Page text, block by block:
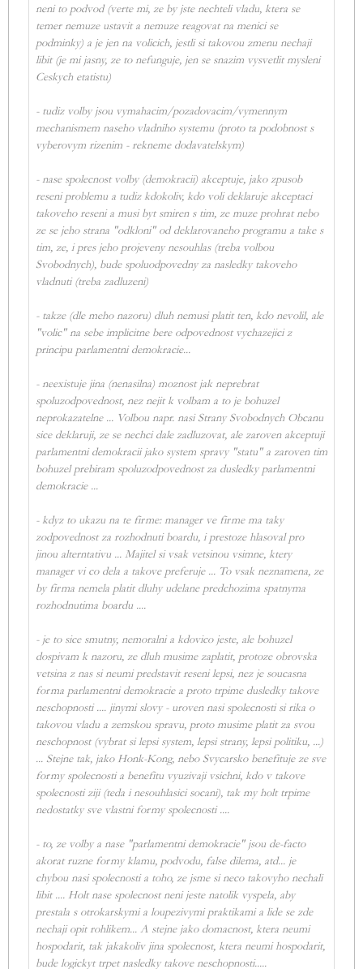
neni to podvod (verte mi, ze by jste nechteli vladu, ktera se
temer nemuze ustavit a nemuze reagovat na menici se
podminky) a je jen na volicich, jestli si takovou zmenu nechaji
libit (je mi jasny, ze to nefunguje, jen se snazim vysvetlit mysleni
Ceskych etatistu)
- tudiz volby jsou vymahacim/pozadovacim/vymennym
mechanismem naseho vladniho systemu (proto ta podobnost s
vyberovym rizenim - rekneme dodavatelskym)
- nase spolecnost volby (demokracii) akceptuje, jako zpusob
reseni problemu a tudiz kdokoliv, kdo voli deklaruje akceptaci
takoveho reseni a musi byt smiren s tim, ze muze prohrat nebo
ze se jeho strana "odkloni" od deklarovaneho programu a take s
tim, ze, i pres jeho projeveny nesouhlas (treba volbou
Svobodnych), bude spoluodpovedny za nasledky takoveho
vladnuti (treba zadluzeni)
- takze (dle meho nazoru) dluh nemusi platit ten, kdo nevolil, ale
"volic" na sebe implicitne bere odpovednost vychazejici z
principu parlamentni demokracie...
- neexistuje jina (nenasilna) moznost jak neprebrat
spoluzodpovednost, nez nejit k volbam a to je bohuzel
neprokazatelne ... Volbou napr. nasi Strany Svobodnych Obcanu
sice deklaruji, ze se nechci dale zadluzovat, ale zaroven akceptuji
parlamentni demokracii jako system spravy "statu" a zaroven tim
bohuzel prebiram spoluzodpovednost za dusledky parlamentni
demokracie ...
- kdyz to ukazu na te firme: manager ve firme ma taky
zodpovednost za rozhodnuti boardu, i prestoze hlasoval pro
jinou alterntativu ... Majitel si vsak vetsinou vsimne, ktery
manager vi co dela a takove preferuje ... To vsak neznamena, ze
by firma nemela platit dluhy udelane predchozima spatnyma
rozhodnutima boardu ....
- je to sice smutny, nemoralni a kdovico jeste, ale bohuzel
dospivam k nazoru, ze dluh musime zaplatit, protoze obrovska
vetsina z nas si neumi predstavit reseni lepsi, nez je soucasna
forma parlamentni demokracie a proto trpime dusledky takove
neschopnosti .... jinymi slovy - uroven nasi spolecnosti si rika o
takovou vladu a zemskou spravu, proto musime platit za svou
neschopnost (vybrat si lepsi system, lepsi strany, lepsi politiku, ...)
... Stejne tak, jako Honk-Kong, nebo Svycarsko benefituje ze sve
formy spolecnosti a benefitu vyuzivaji vsichni, kdo v takove
spolecnosti ziji (teda i nesouhlasici socani), tak my holt trpime
nedostatky sve vlastni formy spolecnosti ....
- to, ze volby a nase "parlamentni demokracie" jsou de-facto
akorat ruzne formy klamu, podvodu, false dilema, atd... je
chybou nasi spolecnosti a toho, ze jsme si neco takovyho nechali
libit .... Holt nase spolecnost neni jeste natolik vyspela, aby
prestala s otrokarskymi a loupezivymi praktikami a lide se zde
nechaji opit rohlikem... A stejne jako domacnost, ktera neumi
hospodarit, tak jakakoliv jina spolecnost, ktera neumi hospodarit,
bude logickyt trpet nasledky takove neschopnosti.....